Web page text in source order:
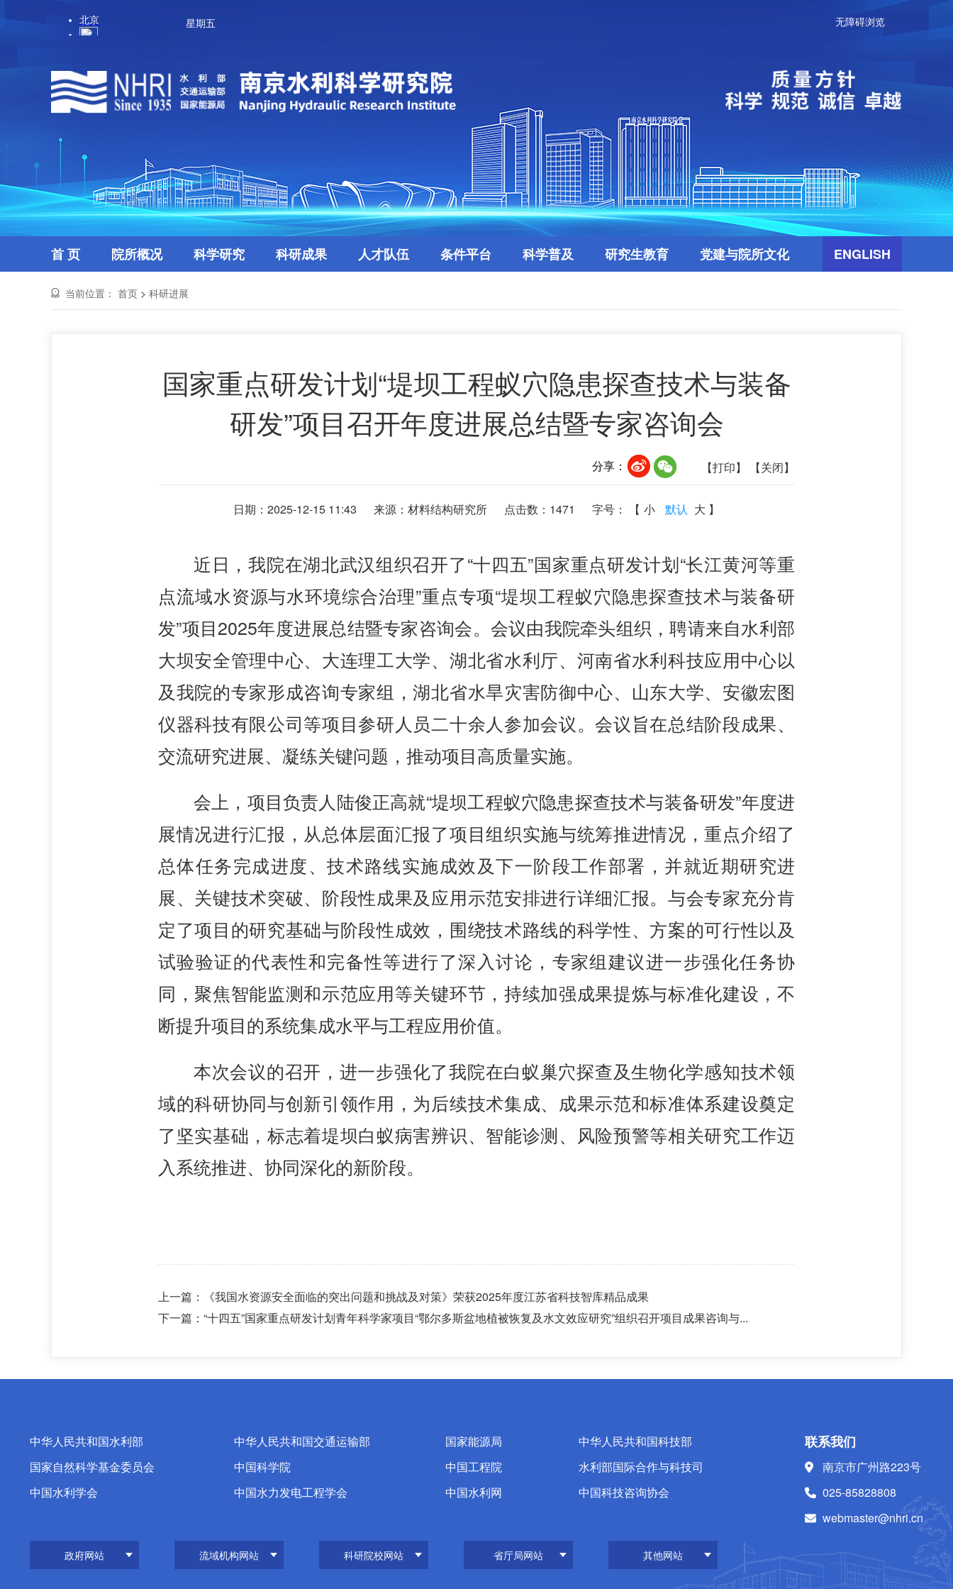
星期五 无障碍浏览
首 页 院所概况 科学研究 科研成果 人才队伍 条件平台 科学普及 研究生教育 党建与院所文化 ENGLISH
当前位置： 首页 > 科研进展
国家重点研发计划“堤坝工程蚁穴隐患探查技术与装备
研发”项目召开年度进展总结暨专家咨询会
【打印】 【关闭】
分享：
日期：2025-12-15 11:43 来源：材料结构研究所 点击数： 1471 字号： 【 小 默认 大 】
近日，我院在湖北武汉组织召开了“十四五”国家重点研发计划“长江黄河等重
点流域水资源与水环境综合治理”重点专项“堤坝工程蚁穴隐患探查技术与装备研
发”项目2025年度进展总结暨专家咨询会。会议由我院牵头组织，聘请来自水利部
大坝安全管理中心、大连理工大学、湖北省水利厅、河南省水利科技应用中心以
及我院的专家形成咨询专家组，湖北省水旱灾害防御中心、山东大学、安徽宏图
仪器科技有限公司等项目参研人员二十余人参加会议。会议旨在总结阶段成果、
交流研究进展、凝练关键问题，推动项目高质量实施。
会上，项目负责人陆俊正高就“堤坝工程蚁穴隐患探查技术与装备研发”年度进
展情况进行汇报，从总体层面汇报了项目组织实施与统筹推进情况，重点介绍了
总体任务完成进度、技术路线实施成效及下一阶段工作部署，并就近期研究进
展、关键技术突破、阶段性成果及应用示范安排进行详细汇报。与会专家充分肯
定了项目的研究基础与阶段性成效，围绕技术路线的科学性、方案的可行性以及
试验验证的代表性和完备性等进行了深入讨论，专家组建议进一步强化任务协
同，聚焦智能监测和示范应用等关键环节，持续加强成果提炼与标准化建设，不
断提升项目的系统集成水平与工程应用价值。
本次会议的召开，进一步强化了我院在白蚁巢穴探查及生物化学感知技术领
域的科研协同与创新引领作用，为后续技术集成、成果示范和标准体系建设奠定
了坚实基础，标志着堤坝白蚁病害辨识、智能诊测、风险预警等相关研究工作迈
入系统推进、协同深化的新阶段。
上一篇：
《我国水资源安全面临的突出问题和挑战及对策》荣获2025年度江苏省科技智库精品成果
下一篇： “十四五”国家重点研发计划青年科学家项目“鄂尔多斯盆地植被恢复及水文效应研究”组织召开项目成果咨询与...
中华人民共和国水利部 中华人民共和国交通运输部 国家能源局
中华人民共和国科技部
国家自然科学基金委员会
中国科学院 中国工程院
水利部国际合作与科技司
中国水利学会
中国水力发电工程学会 中国水利网 中国科技咨询协会
联系我们
南京市广州路223号
025-85828808
webmaster@nhri.cn
政府网站 流域机构网站 科研院校网站 省厅局网站 其他网站